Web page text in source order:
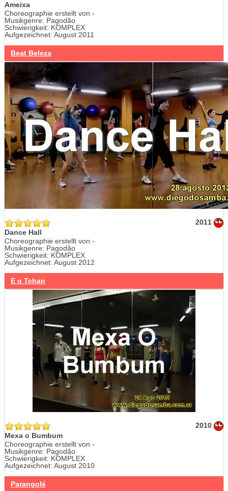
Ameixa
Choreographie erstellt von -
Musikgenre: Pagodão
Schwierigkeit: KOMPLEX
Aufgezeichnet: August 2011
Beat Beleza
2011
Dance Hall
Choreographie erstellt von -
Musikgenre: Pagodão
Schwierigkeit: KOMPLEX
Aufgezeichnet: August 2012
E o Tchan
2010
Mexa o Bumbum
Choreographie erstellt von -
Musikgenre: Pagodão
Schwierigkeit: KOMPLEX
Aufgezeichnet: August 2010
Parangolé